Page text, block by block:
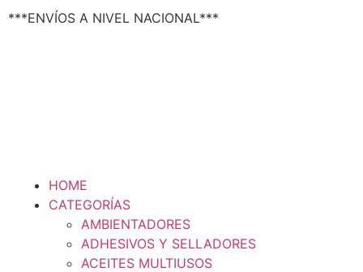
Texsal Venezuela –
***ENVÍOS A NIVEL NACIONAL***
HOME
CATEGORÍAS
AMBIENTADORES
ADHESIVOS Y SELLADORES
ACEITES MULTIUSOS